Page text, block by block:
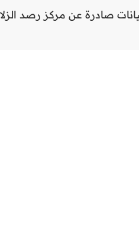
صادرة عن مركز رصد